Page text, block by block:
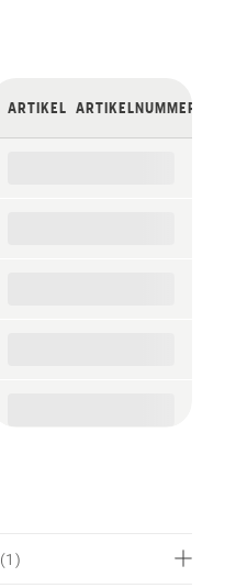
ARTIKEL ARTIKELNUMMER
(1)